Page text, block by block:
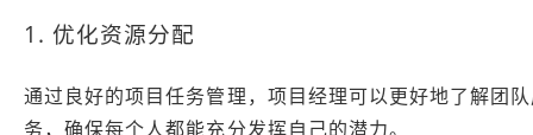
1. 优化资源分配
通过良好的项目任务管理，项目经理可以更好地了解团
务，确保每个人都能充分发挥自己的潜力。